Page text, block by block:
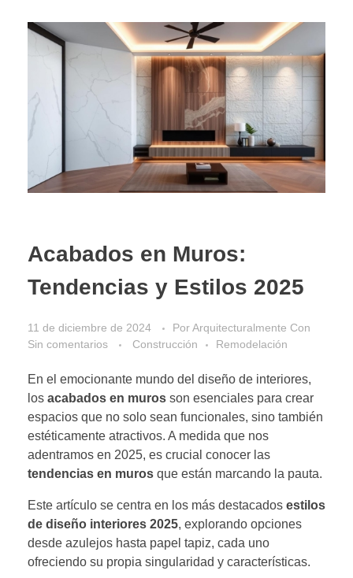
Acabados en Muros:
Tendencias y Estilos 2025
11 de diciembre de 2024 PorArquitecturalmente Con
Sin comentarios
Construcción Remodelación
En el emocionante mundo del diseño de interiores,
los acabados en muros son esenciales para crear
espacios que no solo sean funcionales, sino también
estéticamente atractivos. A medida que nos
adentramos en 2025, es crucial conocer las
tendencias en muros que están marcando la pauta.
Este artículo se centra en los más destacados estilos
de diseño interiores 2025, explorando opciones
desde azulejos hasta papel tapiz, cada uno
ofreciendo su propia singularidad y características.